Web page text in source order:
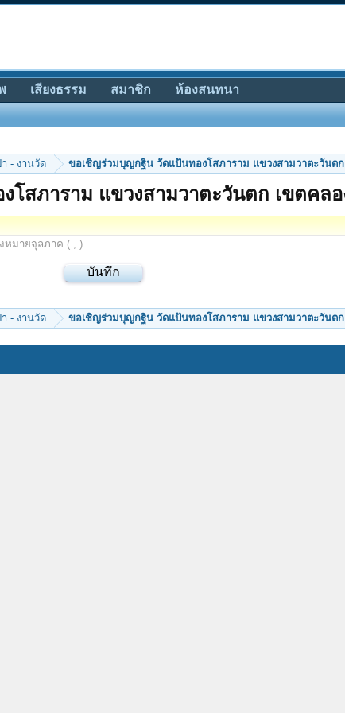
- งานวัด ขอเชิญร่วมบุญกฐิน วัดแป้นทองโสภ
สภาราม แขวงสามวาตะวันตก เขตคลอ
หมายจุลภาค ( , )
- งานวัด ขอเชิญร่วมบุญกฐิน วัดแป้นทองโสภ
เสียงธรรม สมาชิก ห้องสนทนา